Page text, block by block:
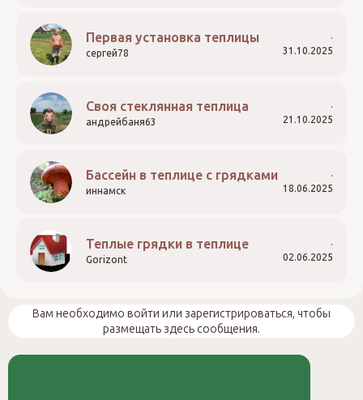
Первая установка теплицы
сергей78 31.10.2025
Своя стеклянная теплица
андрейбаня63 21.10.2025
Бассейн в теплице с грядками
иннамск 18.06.2025
Теплые грядки в теплице
Gorizont 02.06.2025
Вам необходимо войти или зарегистрироваться, чтобы
размещать здесь сообщения.